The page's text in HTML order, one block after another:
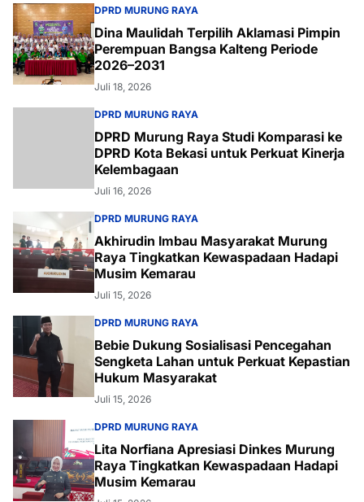
DPRD MURUNG RAYA
Dina Maulidah Terpilih Aklamasi Pimpin
Perempuan Bangsa Kalteng Periode
2026–2031
Juli 18, 2026
DPRD MURUNG RAYA
DPRD Murung Raya Studi Komparasi ke
DPRD Kota Bekasi untuk Perkuat Kinerja
Kelembagaan
Juli 16, 2026
DPRD MURUNG RAYA
Akhirudin Imbau Masyarakat Murung
Raya Tingkatkan Kewaspadaan Hadapi
Musim Kemarau
Juli 15, 2026
DPRD MURUNG RAYA
Bebie Dukung Sosialisasi Pencegahan
Sengketa Lahan untuk Perkuat Kepastian
Hukum Masyarakat
Juli 15, 2026
DPRD MURUNG RAYA
Lita Norfiana Apresiasi Dinkes Murung
Raya Tingkatkan Kewaspadaan Hadapi
Musim Kemarau